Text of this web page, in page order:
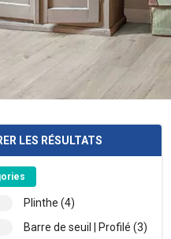
LES RÉSULTATS
Plinthe (4)
Barre de seuil | Profilé (3)